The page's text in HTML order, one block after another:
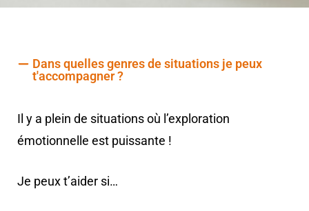
Dans quelles genres de situations je peux
t'accompagner ?
Il y a plein de situations où l’exploration
émotionnelle est puissante !
Je peux t’aider si…